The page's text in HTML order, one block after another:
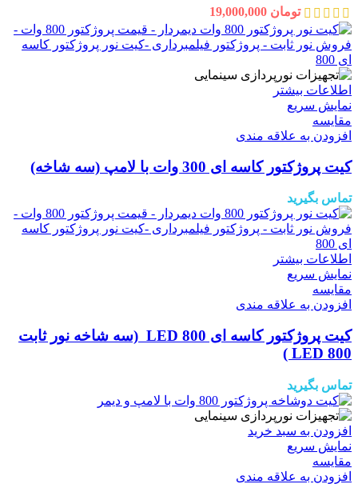
تومان
اطلاعات بیشتر
نمایش سریع
مقايسه
افزودن به علاقه مندی
کیت پروژکتور کاسه ای 300 وات با لامپ (سه شاخه)
تماس بگیرید
اطلاعات بیشتر
نمایش سریع
مقايسه
افزودن به علاقه مندی
کیت پروژکتور کاسه ای 800 LED (سه شاخه نور ثابت
800 LED )
تماس بگیرید
افزودن به سبد خرید
نمایش سریع
مقايسه
افزودن به علاقه مندی